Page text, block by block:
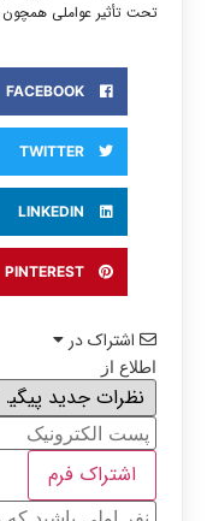
تحت تأثیر عواملی همچون
FACEBOOK
TWITTER
LINKEDIN
PINTEREST
اشتراک در
اطلاع از